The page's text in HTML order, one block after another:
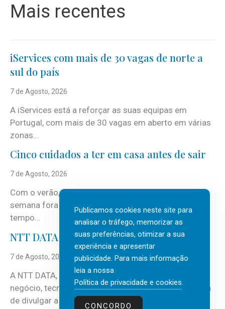
Mais recentes
iServices com mais de 30 vagas de norte a
sul do país
7 de Agosto, 2026
A iServices está a reforçar as suas equipas em
Portugal, com mais de 30 vagas em aberto em várias
zonas...
Cinco cuidados a ter em casa antes de sair
7 de Agosto, 2026
Com o verão, chegam também as férias, os fins-de-
semana fora e os dias em que a casa fica mais
tempo...
NTT DATA Insurtech Global Outlook 2026
7 de Agosto, 2026
A NTT DATA, consultora global em serviços de
negócio, tecnologia e inteligência artificial (IA), acaba
de divulgar a mais recente...
Publicamos cookies neste site para
analisar o tráfego, memorizar as
suas preferências, otimizar a sua
experiência e apresentar
publicidade. Para mais informação
leia a nossa
Política de privacidade e cookies.
CONCORDO